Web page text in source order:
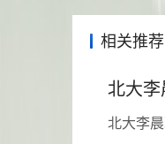
相关推荐
北大
北大李